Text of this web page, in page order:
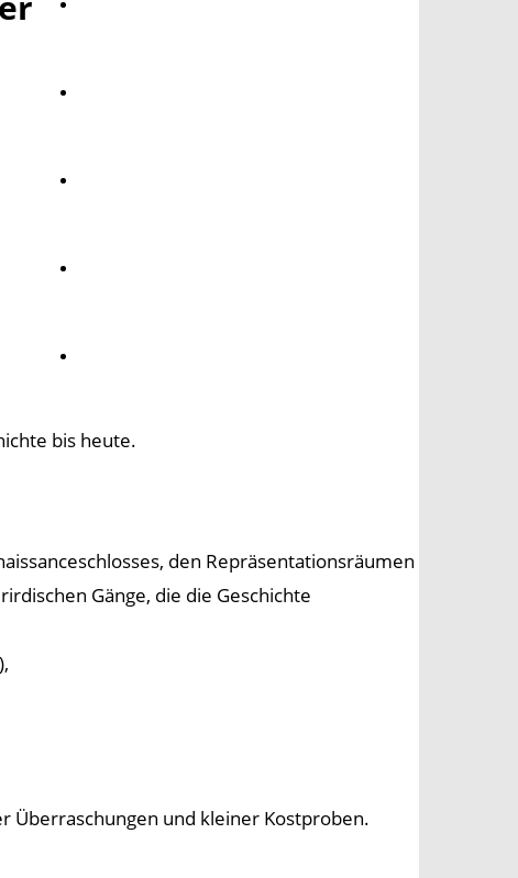
bis heute.
den Repräsentationsräumen
Gänge, die die Geschichte
Überraschungen und kleiner Kostproben.